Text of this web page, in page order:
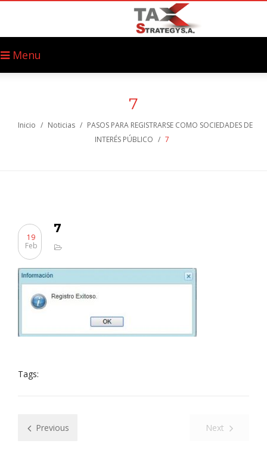
Menu
7
Inicio / Noticias / PASOS PARA REGISTRARSE COMO SOCIEDADES DE
INTERÉS PÚBLICO / 7
7
19
Feb
Tags:
Previous Next